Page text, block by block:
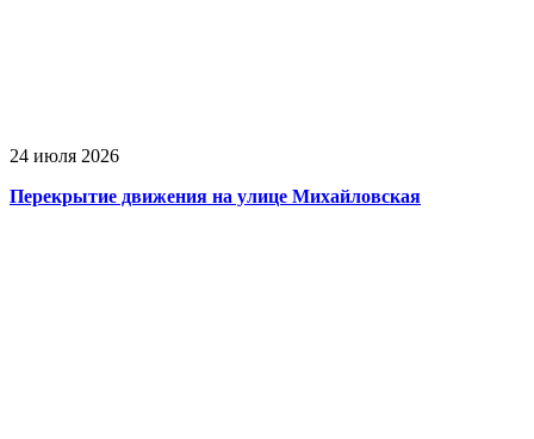
24 июля 2026
Перекрытие движения на улице Михайловская